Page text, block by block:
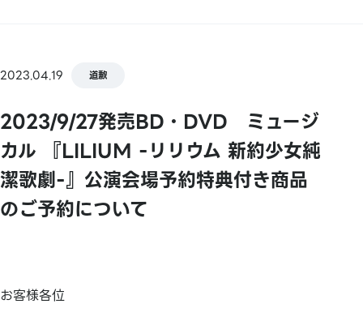
2023.04.19 道歉
2023/9/27発売BD・DVD ミュージ
カル 『LILIUM -リリウム 新約少女純
潔歌劇-』公演会場予約特典付き商品
のご予約について
お客様各位